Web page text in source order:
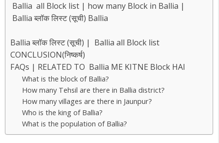
Ballia all Block list | how many Block in Ballia |
Ballia ब्लॉक लिस्ट (सूची) Ballia
Ballia ब्लॉक लिस्ट (सूची) | Ballia all Block list
CONCLUSION(निष्कर्ष)
FAQs | RELATED TO Ballia ME KITNE Block HAI
What is the block of Ballia?
How many Tehsil are there in Ballia district?
How many villages are there in Jaunpur?
Who is the king of Ballia?
What is the population of Ballia?